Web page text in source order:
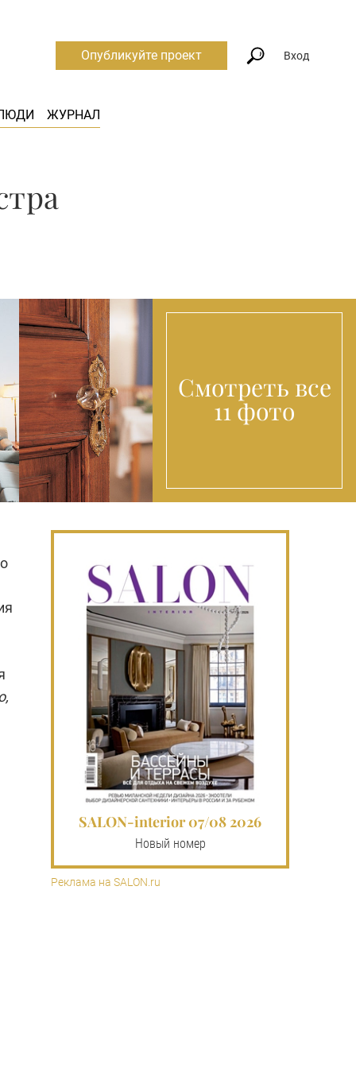
ЖУРНАЛ
Опубликуйте проект Вход
Смотреть все
11 фото
SALON-interior 07/08 2026
Новый номер
Реклама на SALON.ru